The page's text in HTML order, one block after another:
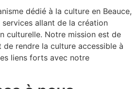
dédié à la culture en Beauce,
allant de la création
culturelle. Notre mission est de
rendre la culture accessible à
liens forts avec notre